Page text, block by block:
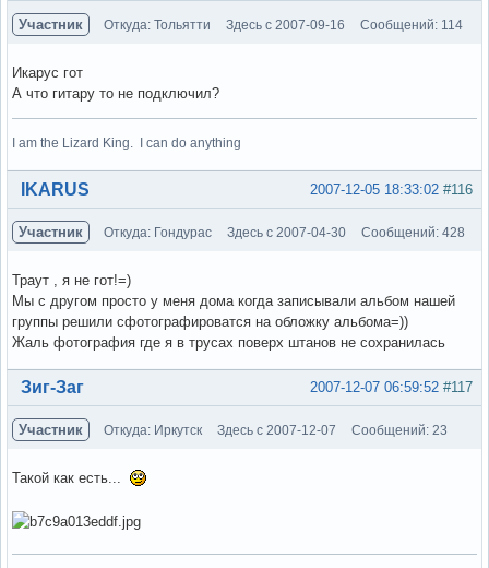
Участник Откуда: Тольятти Здесь с 2007-09-16 Сообщений: 114
Икарус гот
А что гитару то не подключил?
I am the Lizard King. I can do anything
Вне форума #116
2007-12-05 18:33:02
IKARUS
Участник Откуда: Гондурас Здесь с 2007-04-30 Сообщений: 428
Траут , я не гот!=)
Мы с другом просто у меня дома когда записывали альбом нашей
группы решили сфотографироватся на обложку альбома=))
Жаль фотография где я в трусах поверх штанов не сохранилась
Вне форума #117
2007-12-07 06:59:52
Зиг-Заг
Участник Откуда: Иркутск Здесь с 2007-12-07 Сообщений: 23
Такой как есть...